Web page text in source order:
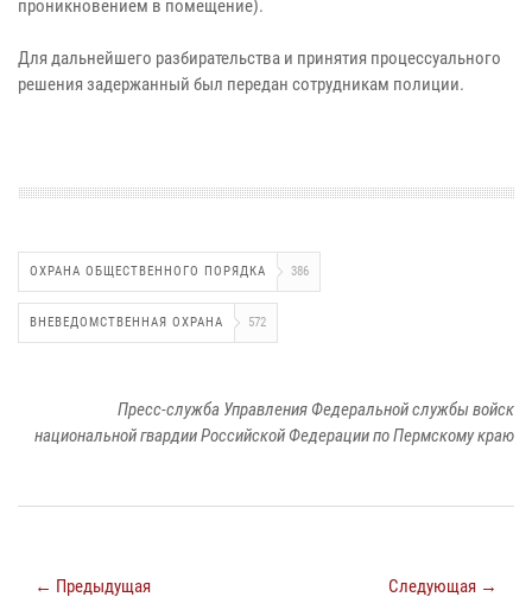
проникновением в помещение).
Для дальнейшего разбирательства и принятия процессуального
решения задержанный был передан сотрудникам полиции.
ОХРАНА ОБЩЕСТВЕННОГО ПОРЯДКА 386
ВНЕВЕДОМСТВЕННАЯ ОХРАНА 572
Пресс-служба Управления Федеральной службы войск
национальной гвардии Российской Федерации по Пермскому краю
← Предыдущая Следующая →